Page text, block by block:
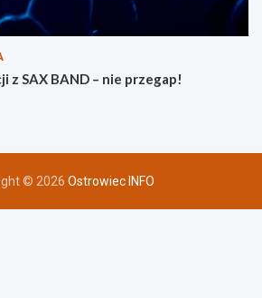
z SAX BAND – nie przegap!
© 2026 Ostrowiec INFO